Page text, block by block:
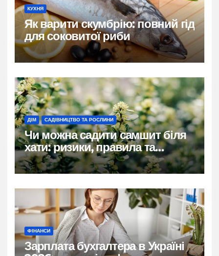
КУХНЯ
Як варити скумбрію: повний гід
для соковитої риби
ДІМ САДІВНИЦТВО ТА РОСЛИНИ
Чи можна садити самшит біля
хати: ризики, правила та
практичні рішення
ФІНАНСИ
Зарплата бухгалтера в Україні